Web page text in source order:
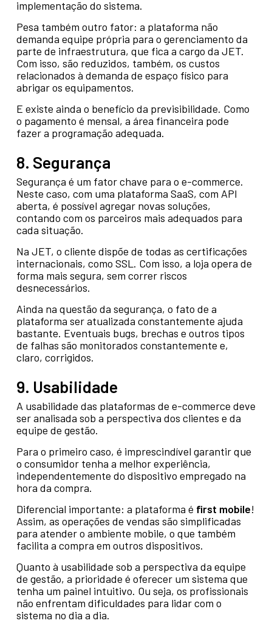
implementação do sistema.
Pesa também outro fator: a plataforma não
demanda equipe própria para o gerenciamento da
parte de infraestrutura, que fica a cargo da JET.
Com isso, são reduzidos, também, os custos
relacionados à demanda de espaço físico para
abrigar os equipamentos.
E existe ainda o benefício da previsibilidade. Como
o pagamento é mensal, a área financeira pode
fazer a programação adequada.
8. Segurança
Segurança é um fator chave para o e-commerce.
Neste caso, com uma plataforma SaaS, com API
aberta, é possível agregar novas soluções,
contando com os parceiros mais adequados para
cada situação.
Na JET, o cliente dispõe de todas as certificações
internacionais, como SSL. Com isso, a loja opera de
forma mais segura, sem correr riscos
desnecessários.
Ainda na questão da segurança, o fato de a
plataforma ser atualizada constantemente ajuda
bastante. Eventuais bugs, brechas e outros tipos
de falhas são monitorados constantemente e,
claro, corrigidos.
9. Usabilidade
A usabilidade das plataformas de e-commerce deve
ser analisada sob a perspectiva dos clientes e da
equipe de gestão.
Para o primeiro caso, é imprescindível garantir que
o consumidor tenha a melhor experiência,
independentemente do dispositivo empregado na
hora da compra.
Diferencial importante: a plataforma é first mobile!
Assim, as operações de vendas são simplificadas
para atender o ambiente mobile, o que também
facilita a compra em outros dispositivos.
Quanto à usabilidade sob a perspectiva da equipe
de gestão, a prioridade é oferecer um sistema que
tenha um painel intuitivo. Ou seja, os profissionais
não enfrentam dificuldades para lidar com o
sistema no dia a dia.